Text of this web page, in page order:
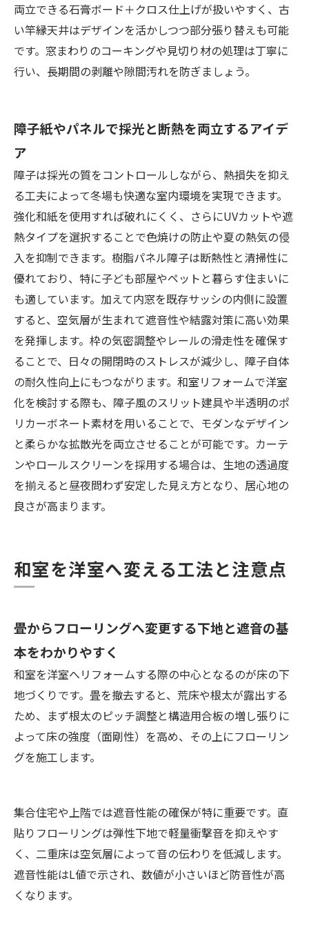
両立できる石膏ボード＋クロス仕上げが扱いやすく、古
い竿縁天井はデザインを活かしつつ部分張り替えも可能
です。窓まわりのコーキングや見切り材の処理は丁寧に
行い、長期間の剥離や隙間汚れを防ぎましょう。
障子紙やパネルで採光と断熱を両立するアイデ
ア
障子は採光の質をコントロールしながら、熱損失を抑え
る工夫によって冬場も快適な室内環境を実現できます。
強化和紙を使用すれば破れにくく、さらにUVカットや遮
熱タイプを選択することで色焼けの防止や夏の熱気の侵
入を抑制できます。樹脂パネル障子は断熱性と清掃性に
優れており、特に子ども部屋やペットと暮らす住まいに
も適しています。加えて内窓を既存サッシの内側に設置
すると、空気層が生まれて遮音性や結露対策に高い効果
を発揮します。枠の気密調整やレールの滑走性を確保す
ることで、日々の開閉時のストレスが減少し、障子自体
の耐久性向上にもつながります。和室リフォームで洋室
化を検討する際も、障子風のスリット建具や半透明のポ
リカーボネート素材を用いることで、モダンなデザイン
と柔らかな拡散光を両立させることが可能です。カーテ
ンやロールスクリーンを採用する場合は、生地の透過度
を揃えると昼夜問わず安定した見え方となり、居心地の
良さが高まります。
和室を洋室へ変える工法と注意点
畳からフローリングへ変更する下地と遮音の基
本をわかりやすく
和室を洋室へリフォームする際の中心となるのが床の下
地づくりです。畳を撤去すると、荒床や根太が露出する
ため、まず根太のピッチ調整と構造用合板の増し張りに
よって床の強度（面剛性）を高め、その上にフローリン
グを施工します。
集合住宅や上階では遮音性能の確保が特に重要です。直
貼りフローリングは弾性下地で軽量衝撃音を抑えやす
く、二重床は空気層によって音の伝わりを低減します。
遮音性能はL値で示され、数値が小さいほど防音性が高
くなります。